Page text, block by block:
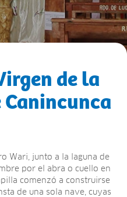
de la
Wari, junto a la laguna de
por el abra o cuello en
comenzó a construirse
de una sola nave, cuyas